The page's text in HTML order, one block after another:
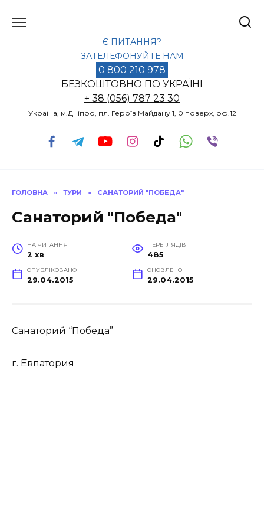
до
Є ПИТАННЯ?
ЗАТЕЛЕФОНУЙТЕ НАМ
0 800 210 978
БЕЗКОШТОВНО ПО УКРАЇНІ
+ 38 (056) 787 23 30
Україна, м.Дніпро, пл. Героїв Майдану 1, 0 поверх, оф.12
ГОЛОВНА » ТУРИ » САНАТОРИЙ "ПОБЕДА"
Санаторий "Победа"
НА ЧИТАННЯ
2 хв
ПЕРЕГЛЯДІВ
485
ОПУБЛІКОВАНО
29.04.2015
ОНОВЛЕНО
29.04.2015
Санаторий “Победа”
г. Евпатория